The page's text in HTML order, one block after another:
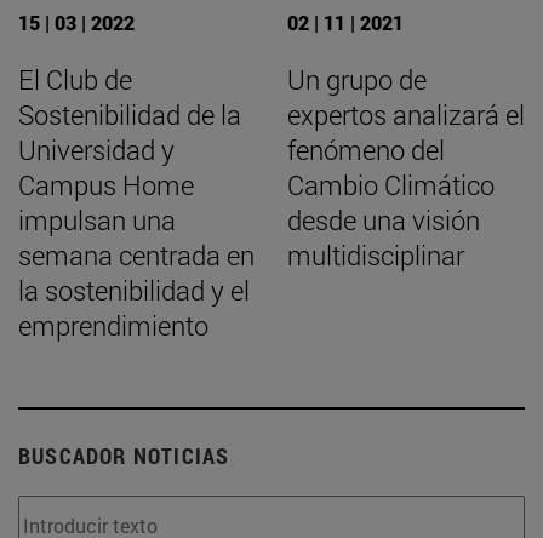
15 | 03 | 2022
El Club de
Sostenibilidad de la
Universidad y
Campus Home
impulsan una
semana centrada en
la sostenibilidad y el
emprendimiento
02 | 11 | 2021
Un grupo de
expertos analizará el
fenómeno del
Cambio Climático
desde una visión
multidisciplinar
BUSCADOR NOTICIAS